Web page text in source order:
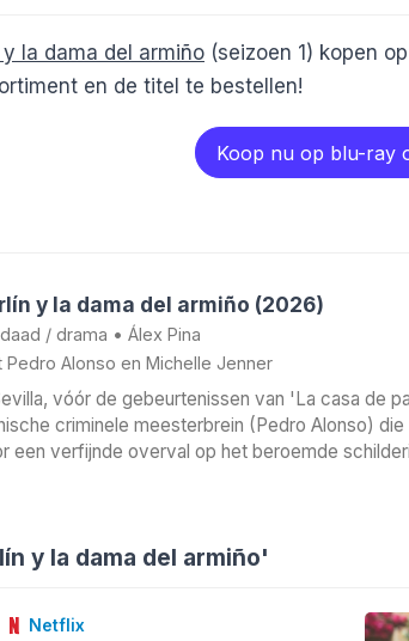
y la dama del armiño (seizoen 1) kopen
en de titel te bestellen!
Koop nu op blu-ray
y la dama del armiño (2026)
/ drama • Álex Pina
Pedro Alonso en Michelle Jenner
vóór de gebeurtenissen van 'La casa de
criminele meesterbrein (Pedro Alonso)
een verfijnde overval op het beroemde
y la dama del armiño'
Netflix